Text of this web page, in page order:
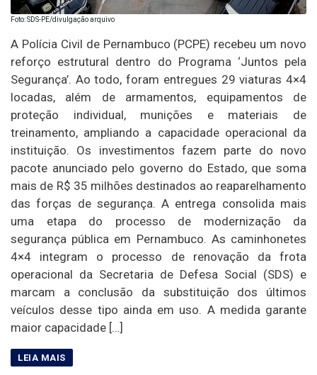
Foto: SDS-PE/divulgação arquivo
A Polícia Civil de Pernambuco (PCPE) recebeu um novo
reforço estrutural dentro do Programa ‘Juntos pela
Segurança’. Ao todo, foram entregues 29 viaturas 4×4
locadas, além de armamentos, equipamentos de
proteção individual, munições e materiais de
treinamento, ampliando a capacidade operacional da
instituição. Os investimentos fazem parte do novo
pacote anunciado pelo governo do Estado, que soma
mais de R$ 35 milhões destinados ao reaparelhamento
das forças de segurança. A entrega consolida mais
uma etapa do processo de modernização da
segurança pública em Pernambuco. As caminhonetes
4×4 integram o processo de renovação da frota
operacional da Secretaria de Defesa Social (SDS) e
marcam a conclusão da substituição dos últimos
veículos desse tipo ainda em uso. A medida garante
maior capacidade […]